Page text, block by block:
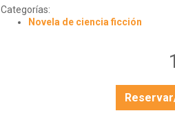
Categorías:
Novela de ciencia ficción